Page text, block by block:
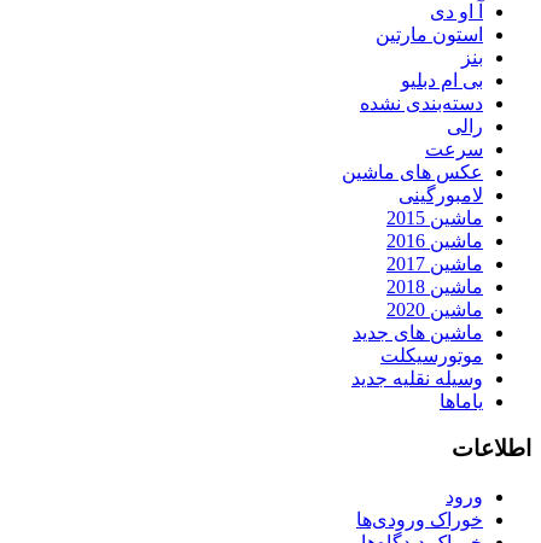
آ او دی
استون مارتین
بنز
بی ام دبلیو
دسته‌بندی نشده
رالی
سرعت
عکس های ماشین
لامبورگینی
ماشین 2015
ماشین 2016
ماشین 2017
ماشین 2018
ماشین 2020
ماشین های جدید
موتورسیکلت
وسیله نقلیه جدید
یاماها
اطلاعات
ورود
خوراک ورودی‌ها